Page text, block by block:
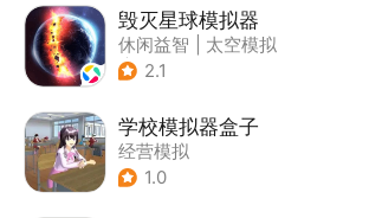
毁灭星球模拟器
休闲益智
太空模拟
| 太空
2.1
学校模拟器盒子
经营模拟
1.0